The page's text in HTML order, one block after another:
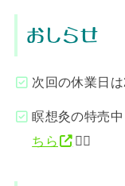
おしらせ
次回の休業日は
瞑想灸の特売中
ちら
💁‍♂️